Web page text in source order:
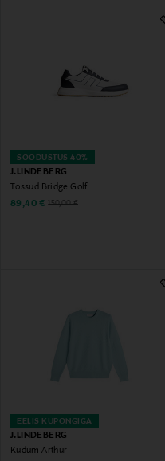
SOODUSTUS 40%
J.LINDEBERG
Tossud Bridge Golf
Discounted Price
89,40 € Original Price
150,00 €
EELIS KUPONGIGA
J.LINDEBERG
Kudum Arthur